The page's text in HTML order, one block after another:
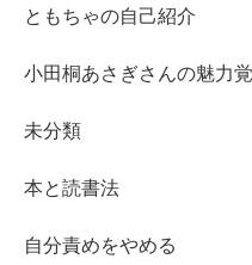
ともちゃの自己紹介
小田桐あさぎさんの魅力
未分類
本と読書法
自分責めをやめる